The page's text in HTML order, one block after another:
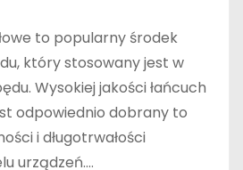
to popularny środek
który stosowany jest w
Wysokiej jakości łańcuch
odpowiednio dobrany to
i długotrwałości
urządzeń.…